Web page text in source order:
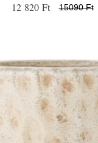
12 820 Ft 15090 Ft